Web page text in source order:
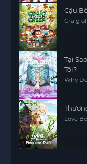
Cậu
Craig
Tại
Tôi?
Why
Love